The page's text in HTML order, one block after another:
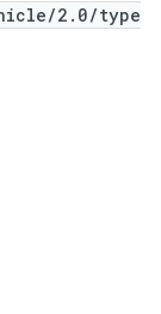
2.0/type